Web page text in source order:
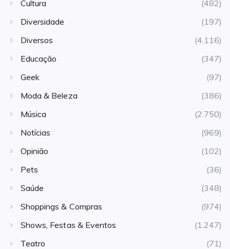
Cultura
(482)
Diversidade
(197)
Diversos
(4.116)
Educação
(347)
Geek
(97)
Moda & Beleza
(386)
Música
(2.750)
Notícias
(969)
Opinião
(102)
Pets
(36)
Saúde
(348)
Shoppings & Compras
(974)
Shows, Festas & Eventos
(1.247)
Teatro
(71)